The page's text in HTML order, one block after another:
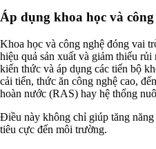
Áp dụng khoa học và công
Khoa học và công nghệ đóng vai
hiệu quả sản xuất và giảm thiểu
kiến thức và áp dụng các tiến bộ
cải tiến, thức ăn công nghệ cao,
hoàn nước (RAS) hay hệ thống
Điều này không chỉ giúp tăng
tiêu cực đến môi trường.